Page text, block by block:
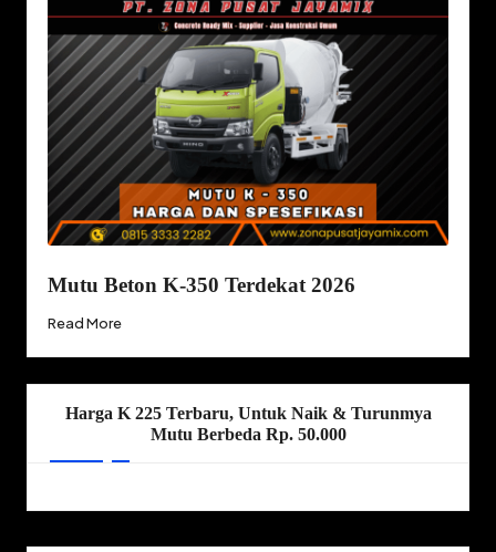
Mutu Beton K-350 Terdekat 2026
Read More
Harga K 225 Terbaru, Untuk Naik & Turunmya
Mutu Berbeda Rp. 50.000